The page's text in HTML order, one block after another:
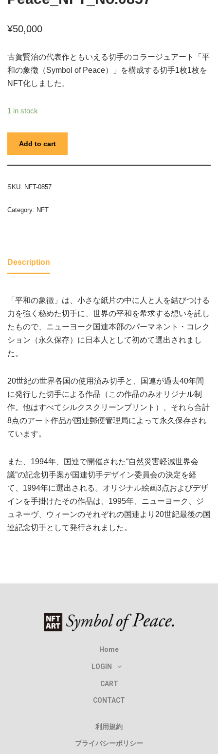
¥50,000
古賀賢治の代表作ともいえる切手のコラージュアート「平
和の象徴（Symbol of Peace）」を構成する切手1枚1枚を
NFT化しました。
1 in stock
Add to cart
SKU: NFT-0857
Category: NFT
Description
「平和の象徴」は、小さな紙片の中に人と人を結びつける
力を強く秘めた切手に、世界の平和を希求する想いを託し
たもので、ニューヨーク国連本部のパーマネント・コレク
ション（永久保存）に日本人として初めて選出されまし
た。
20世紀の世界各国の使用済み切手と、国連が過去40年間
に発行した切手による作品（この作品のみオリジナル制
作。他はすべてシルクスクリーンプリント）、それら合計
8点のアート作品が国連郵便管理局によって永久保存され
ています。
また、1994年、国連で開催された“自然災害軽減世界会
議”の記念切手案が国連切手デザイン委員会の決定を経
て、1994年に選出される。オリジナル絵画3点およびデザ
インを手掛けたその作品は、1995年、ニューヨーク、ジ
ュネーヴ、ウィーンのそれぞれの国連より20世紀最後の国
連記念切手として発行されました。
Home
LOGIN
CART
CONTACT
利用規約
プライバシーポリシー